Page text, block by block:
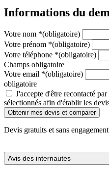
Informations du
Votre nom *(obligatoire)
Votre prénom *(obligatoire)
Votre téléphone *(obligatoire)
Champs obligatoire
Votre email *(obligatoire)
obligatoire
J'accepte d'être recontacté
sélectionnés afin d'établir les
Devis gratuits et sans engagement
Avis des internautes